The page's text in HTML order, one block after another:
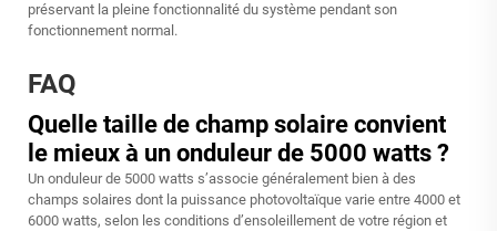
préservant la pleine fonctionnalité du système pendant son
fonctionnement normal.
FAQ
Quelle taille de champ solaire convient
le mieux à un onduleur de 5000 watts ?
Un onduleur de 5000 watts s’associe généralement bien à des
champs solaires dont la puissance photovoltaïque varie entre 4000 et
6000 watts, selon les conditions d’ensoleillement de votre région et